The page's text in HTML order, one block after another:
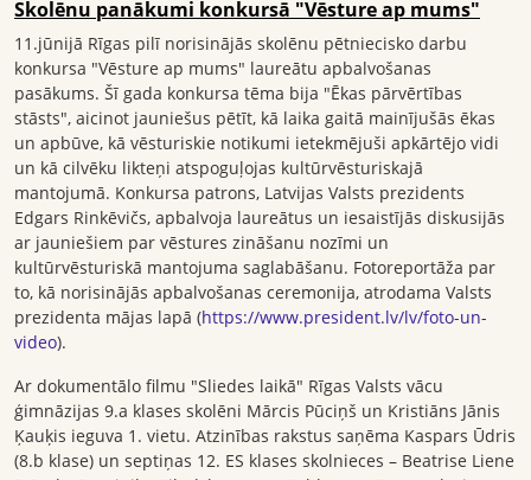
Skolēnu panākumi konkursā "Vēsture ap mums"
11.jūnijā Rīgas pilī norisinājās skolēnu pētniecisko darbu
konkursa "Vēsture ap mums" laureātu apbalvošanas
pasākums. Šī gada konkursa tēma bija "Ēkas pārvērtības
stāsts", aicinot jauniešus pētīt, kā laika gaitā mainījušās ēkas
un apbūve, kā vēsturiskie notikumi ietekmējuši apkārtējo vidi
un kā cilvēku likteņi atspoguļojas kultūrvēsturiskajā
mantojumā. Konkursa patrons, Latvijas Valsts prezidents
Edgars Rinkēvičs, apbalvoja laureātus un iesaistījās diskusijās
ar jauniešiem par vēstures zināšanu nozīmi un
kultūrvēsturiskā mantojuma saglabāšanu. Fotoreportāža par
to, kā norisinājās apbalvošanas ceremonija, atrodama Valsts
prezidenta mājas lapā (https://www.president.lv/lv/foto-un-
video).
Ar dokumentālo filmu "Sliedes laikā" Rīgas Valsts vācu
ģimnāzijas 9.a klases skolēni Mārcis Pūciņš un Kristiāns Jānis
Ķauķis ieguva 1. vietu. Atzinības rakstus saņēma Kaspars Ūdris
(8.b klase) un septiņas 12. ES klases skolnieces – Beatrise Liene